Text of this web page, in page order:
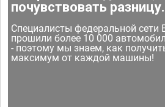
почувствовать разницу.
Специалисты федеральной сети
прошили более 10 000
- поэтому мы знаем, как
максимум от каждой машины!